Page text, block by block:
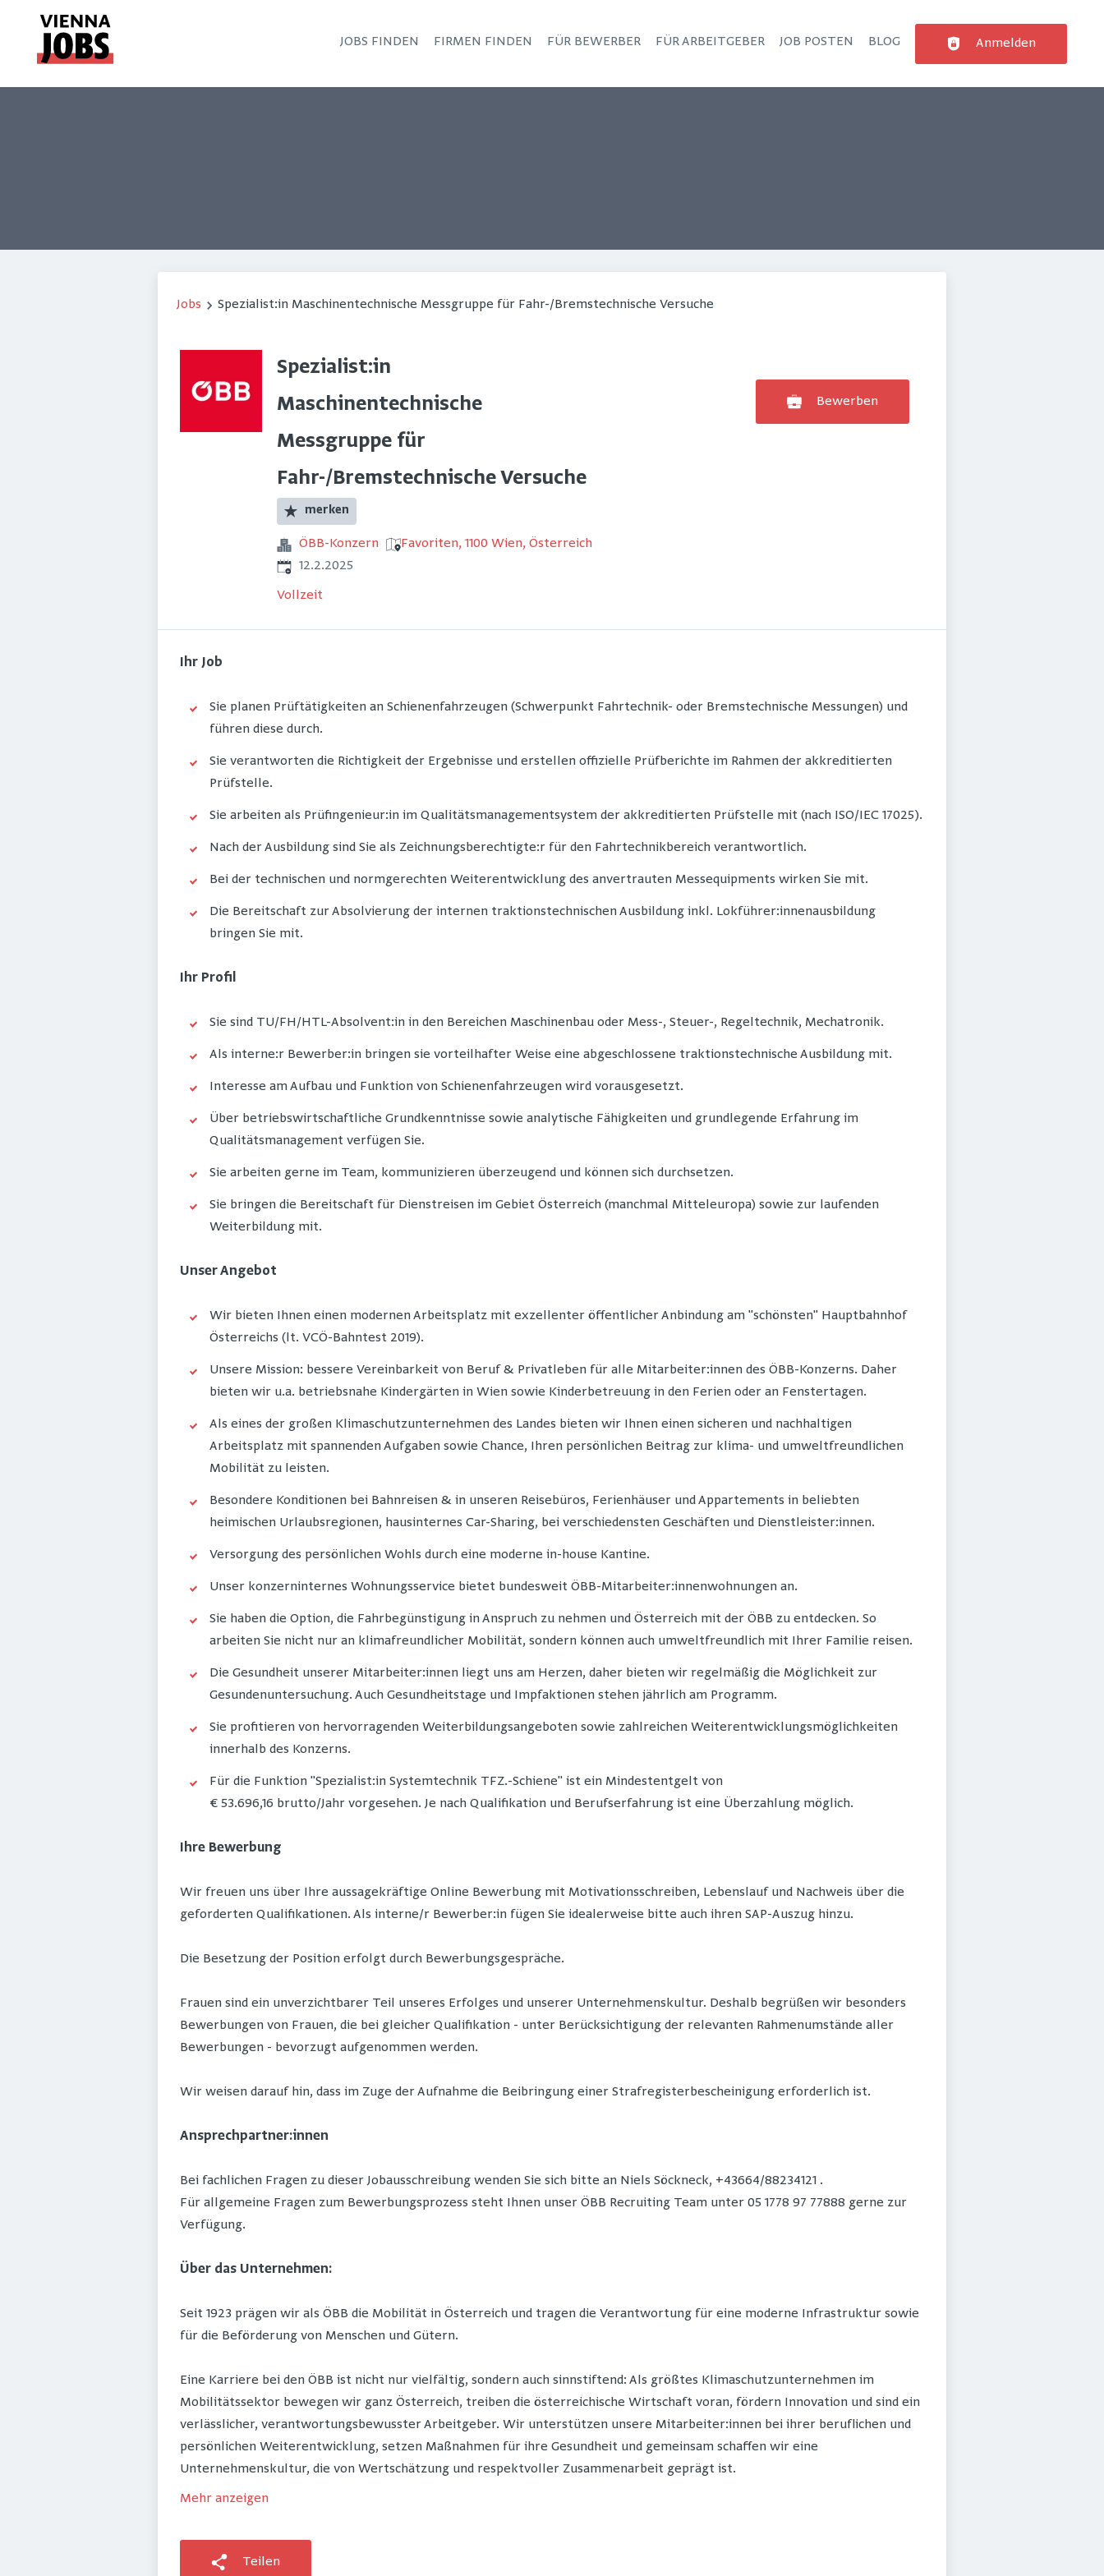
JOBS FINDEN FIRMEN FINDEN FÜR BEWERBER FÜR ARBEITGEBER JOB POSTEN BLOG Anmelden
Jobs Spezialist:in Maschinentechnische Messgruppe für Fahr-/Bremstechnische Versuche
Spezialist:in
Maschinentechnische
Messgruppe für
Fahr-/Bremstechnische Versuche
merken
ÖBB-Konzern
Favoriten, 1100 Wien, Österreich
Veröffentlicht
12.2.2025
Vollzeit
Bewerben
Ihr Job
Sie planen Prüftätigkeiten an Schienenfahrzeugen (Schwerpunkt Fahrtechnik- oder Bremstechnische Messungen) und
führen diese durch.
Sie verantworten die Richtigkeit der Ergebnisse und erstellen offizielle Prüfberichte im Rahmen der akkreditierten
Prüfstelle.
Sie arbeiten als Prüfingenieur:in im Qualitätsmanagementsystem der akkreditierten Prüfstelle mit (nach ISO/IEC 17025).
Nach der Ausbildung sind Sie als Zeichnungsberechtigte:r für den Fahrtechnikbereich verantwortlich.
Bei der technischen und normgerechten Weiterentwicklung des anvertrauten Messequipments wirken Sie mit.
Die Bereitschaft zur Absolvierung der internen traktionstechnischen Ausbildung inkl. Lokführer:innenausbildung
bringen Sie mit.
Ihr Profil
Sie sind TU/FH/HTL-Absolvent:in in den Bereichen Maschinenbau oder Mess-, Steuer-, Regeltechnik, Mechatronik.
Als interne:r Bewerber:in bringen sie vorteilhafter Weise eine abgeschlossene traktionstechnische Ausbildung mit.
Interesse am Aufbau und Funktion von Schienenfahrzeugen wird vorausgesetzt.
Über betriebswirtschaftliche Grundkenntnisse sowie analytische Fähigkeiten und grundlegende Erfahrung im
Qualitätsmanagement verfügen Sie.
Sie arbeiten gerne im Team, kommunizieren überzeugend und können sich durchsetzen.
Sie bringen die Bereitschaft für Dienstreisen im Gebiet Österreich (manchmal Mitteleuropa) sowie zur laufenden
Weiterbildung mit.
Unser Angebot
Wir bieten Ihnen einen modernen Arbeitsplatz mit exzellenter öffentlicher Anbindung am "schönsten" Hauptbahnhof
Österreichs (lt. VCÖ-Bahntest 2019).
Unsere Mission: bessere Vereinbarkeit von Beruf & Privatleben für alle Mitarbeiter:innen des ÖBB-Konzerns. Daher
bieten wir u.a. betriebsnahe Kindergärten in Wien sowie Kinderbetreuung in den Ferien oder an Fenstertagen.
Als eines der großen Klimaschutzunternehmen des Landes bieten wir Ihnen einen sicheren und nachhaltigen
Arbeitsplatz mit spannenden Aufgaben sowie Chance, Ihren persönlichen Beitrag zur klima- und umweltfreundlichen
Mobilität zu leisten.
Besondere Konditionen bei Bahnreisen & in unseren Reisebüros, Ferienhäuser und Appartements in beliebten
heimischen Urlaubsregionen, hausinternes Car-Sharing, bei verschiedensten Geschäften und Dienstleister:innen.
Versorgung des persönlichen Wohls durch eine moderne in-house Kantine.
Unser konzerninternes Wohnungsservice bietet bundesweit ÖBB-Mitarbeiter:innenwohnungen an.
Sie haben die Option, die Fahrbegünstigung in Anspruch zu nehmen und Österreich mit der ÖBB zu entdecken. So
arbeiten Sie nicht nur an klimafreundlicher Mobilität, sondern können auch umweltfreundlich mit Ihrer Familie reisen.
Die Gesundheit unserer Mitarbeiter:innen liegt uns am Herzen, daher bieten wir regelmäßig die Möglichkeit zur
Gesundenuntersuchung. Auch Gesundheitstage und Impfaktionen stehen jährlich am Programm.
Sie profitieren von hervorragenden Weiterbildungsangeboten sowie zahlreichen Weiterentwicklungsmöglichkeiten
innerhalb des Konzerns.
Für die Funktion "Spezialist:in Systemtechnik TFZ.-Schiene" ist ein Mindestentgelt von
€ 53.696,16 brutto/Jahr vorgesehen. Je nach Qualifikation und Berufserfahrung ist eine Überzahlung möglich.
Ihre Bewerbung
Wir freuen uns über Ihre aussagekräftige Online Bewerbung mit Motivationsschreiben, Lebenslauf und Nachweis über die
geforderten Qualifikationen. Als interne/r Bewerber:in fügen Sie idealerweise bitte auch ihren SAP-Auszug hinzu.
Die Besetzung der Position erfolgt durch Bewerbungsgespräche.
Frauen sind ein unverzichtbarer Teil unseres Erfolges und unserer Unternehmenskultur. Deshalb begrüßen wir besonders
Bewerbungen von Frauen, die bei gleicher Qualifikation - unter Berücksichtigung der relevanten Rahmenumstände aller
Bewerbungen - bevorzugt aufgenommen werden.
Wir weisen darauf hin, dass im Zuge der Aufnahme die Beibringung einer Strafregisterbescheinigung erforderlich ist.
Ansprechpartner:innen
Bei fachlichen Fragen zu dieser Jobausschreibung wenden Sie sich bitte an Niels Söckneck, +43664/88234121 .
Für allgemeine Fragen zum Bewerbungsprozess steht Ihnen unser ÖBB Recruiting Team unter 05 1778 97 77888 gerne zur
Verfügung.
Über das Unternehmen:
Seit 1923 prägen wir als ÖBB die Mobilität in Österreich und tragen die Verantwortung für eine moderne Infrastruktur sowie
für die Beförderung von Menschen und Gütern.
Eine Karriere bei den ÖBB ist nicht nur vielfältig, sondern auch sinnstiftend: Als größtes Klimaschutzunternehmen im
Mobilitätssektor bewegen wir ganz Österreich, treiben die österreichische Wirtschaft voran, fördern Innovation und sind ein
verlässlicher, verantwortungsbewusster Arbeitgeber. Wir unterstützen unsere Mitarbeiter:innen bei ihrer beruflichen und
persönlichen Weiterentwicklung, setzen Maßnahmen für ihre Gesundheit und gemeinsam schaffen wir eine
Unternehmenskultur, die von Wertschätzung und respektvoller Zusammenarbeit geprägt ist.
Mehr anzeigen
Teilen